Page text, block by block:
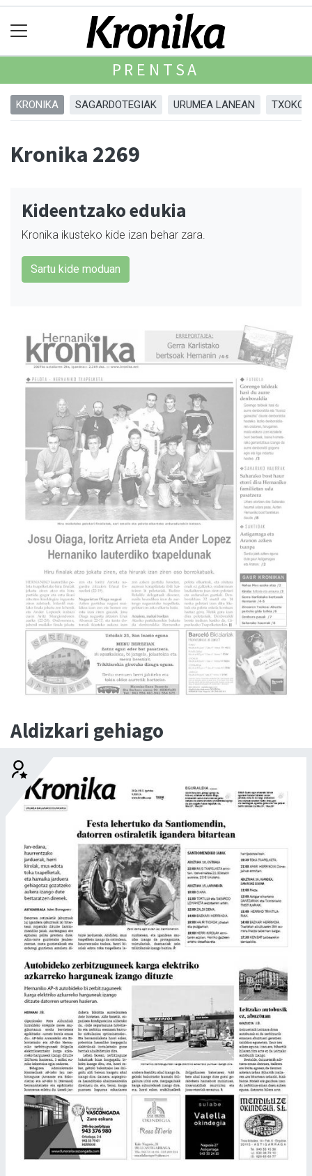
PRENTSA
KRONIKA SAGARDOTEGIAK URUMEA LANEAN
Kronika 2269
Kideentzako edukia
Kronika ikusteko kide izan behar zara.
Sartu kide moduan
Aldizkari gehiago